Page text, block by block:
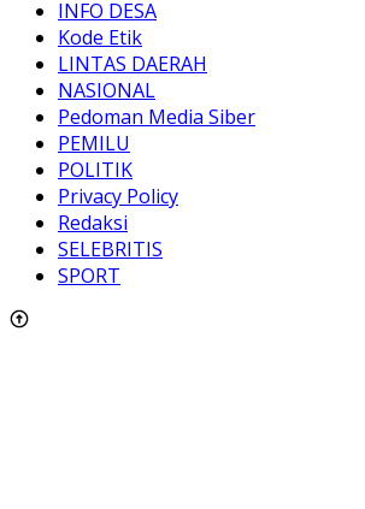
INFO DESA
Kode Etik
LINTAS DAERAH
NASIONAL
Pedoman Media Siber
PEMILU
POLITIK
Privacy Policy
Redaksi
SELEBRITIS
SPORT